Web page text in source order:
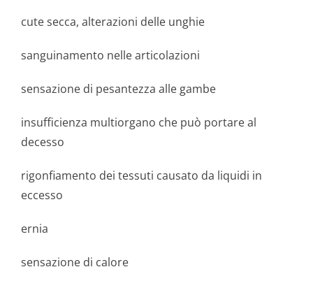
cute secca, alterazioni delle unghie
sanguinamento nelle articolazioni
sensazione di pesantezza alle gambe
insufficienza multiorgano che può portare al
decesso
rigonfiamento dei tessuti causato da liquidi in
eccesso
ernia
sensazione di calore